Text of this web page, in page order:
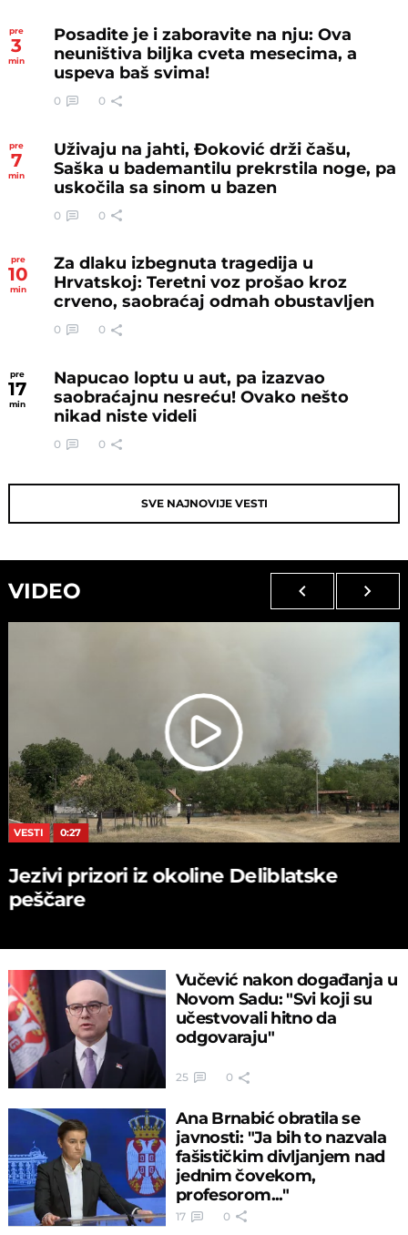
pre
3
min
Posadite je i zaboravite na nju: Ova
neuništiva biljka cveta mesecima, a
uspeva baš svima!
0 0
pre
7
min
Uživaju na jahti, Đoković drži čašu,
Saška u bademantilu prekrstila noge, pa
uskočila sa sinom u bazen
0 0
pre
10
min
Za dlaku izbegnuta tragedija u
Hrvatskoj: Teretni voz prošao kroz
crveno, saobraćaj odmah obustavljen
0 0
pre
17
min
Napucao loptu u aut, pa izazvao
saobraćajnu nesreću! Ovako nešto
nikad niste videli
0 0
SVE NAJNOVIJE VESTI
VIDEO
VESTI 0:27
Jezivi prizori iz okoline Deliblatske
peščare
Vučević nakon događanja u
Novom Sadu: "Svi koji su
učestvovali hitno da
odgovaraju"
25 0
Ana Brnabić obratila se
javnosti: "Ja bih to nazvala
fašističkim divljanjem nad
jednim čovekom,
profesorom..."
17 0